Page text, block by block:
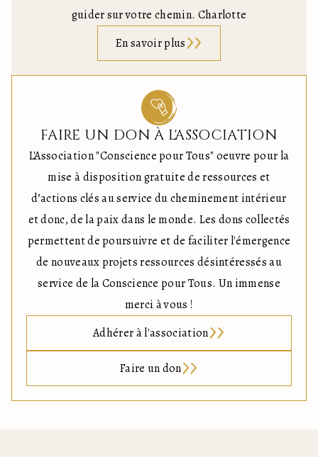
guider sur votre chemin. Charlotte
En savoir plus
FAIRE UN DON À L'ASSOCIATION
L'Association "Conscience pour Tous" oeuvre pour la
mise à disposition gratuite de ressources et
d’actions clés au service du cheminement intérieur
et donc, de la paix dans le monde. Les dons collectés
permettent de poursuivre et de faciliter l'émergence
de nouveaux projets ressources désintéressés au
service de la Conscience pour Tous. Un immense
merci à vous !
Adhérer à l'association
Faire un don